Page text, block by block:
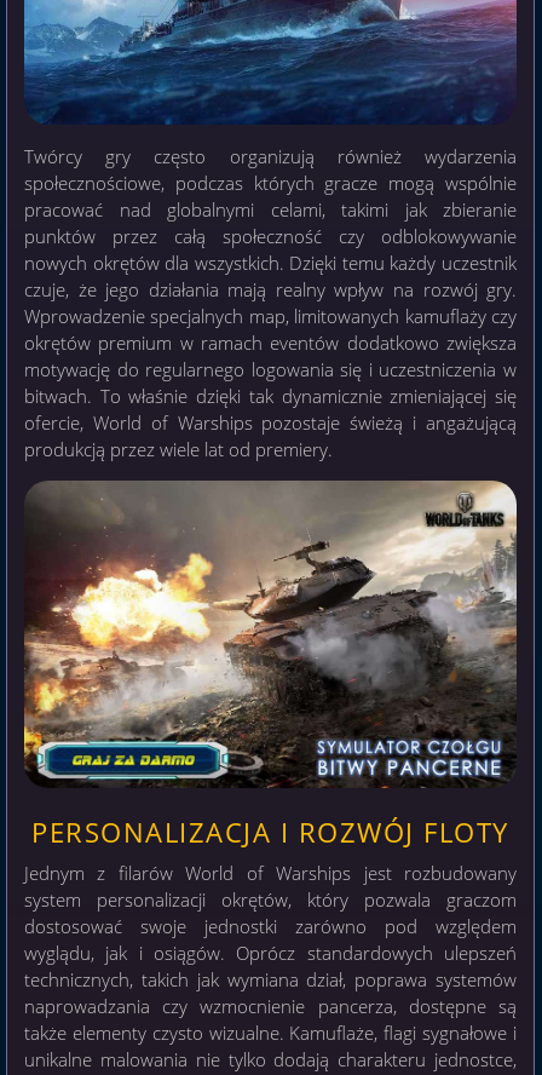
Twórcy gry często organizują również wydarzenia
społecznościowe, podczas których gracze mogą wspólnie
pracować nad globalnymi celami, takimi jak zbieranie
punktów przez całą społeczność czy odblokowywanie
nowych okrętów dla wszystkich. Dzięki temu każdy uczestnik
czuje, że jego działania mają realny wpływ na rozwój gry.
Wprowadzenie specjalnych map, limitowanych kamuflaży czy
okrętów premium w ramach eventów dodatkowo zwiększa
motywację do regularnego logowania się i uczestniczenia w
bitwach. To właśnie dzięki tak dynamicznie zmieniającej się
ofercie, World of Warships pozostaje świeżą i angażującą
produkcją przez wiele lat od premiery.
PERSONALIZACJA I ROZWÓJ FLOTY
Jednym z filarów World of Warships jest rozbudowany
system personalizacji okrętów, który pozwala graczom
dostosować swoje jednostki zarówno pod względem
wyglądu, jak i osiągów. Oprócz standardowych ulepszeń
technicznych, takich jak wymiana dział, poprawa systemów
naprowadzania czy wzmocnienie pancerza, dostępne są
także elementy czysto wizualne. Kamuflaże, flagi sygnałowe i
unikalne malowania nie tylko dodają charakteru jednostce,